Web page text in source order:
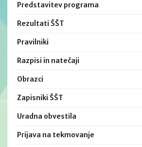
Predstavitev programa
Rezultati ŠŠT
Pravilniki
Razpisi in natečaji
Obrazci
Zapisniki ŠŠT
Uradna obvestila
Prijava na tekmovanje